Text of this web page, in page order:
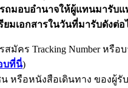
ถมอบอำนาจให้ผู้แทนมารับแ
ยมเอกสารในวันที่มารับดังต่อ
มัคร Tracking Number หรือ
บที่นี่)
หรือหนังสือเดินทาง ของผู้รั